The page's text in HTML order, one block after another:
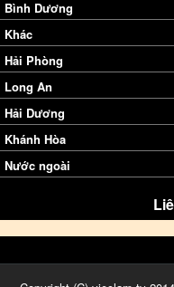
Bình Dương
Khác
Hải Phòng
Long An
Hải Dương
Khánh Hòa
Nước ngoài